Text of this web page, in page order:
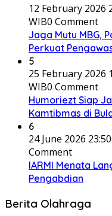
12 February 2026
WIB0 Comment
Jaga Mutu MBG,
Perkuat
5
25 February 2026
WIB0 Comment
Humoriezt Siap
Kamtibmas di
6
24 June 2026
Comment
IARMI Menata
Pengabdian
Berita Olahraga